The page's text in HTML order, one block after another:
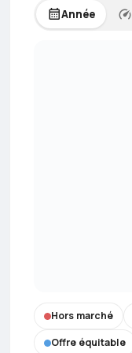
Année
Hors marché
Offre équitable